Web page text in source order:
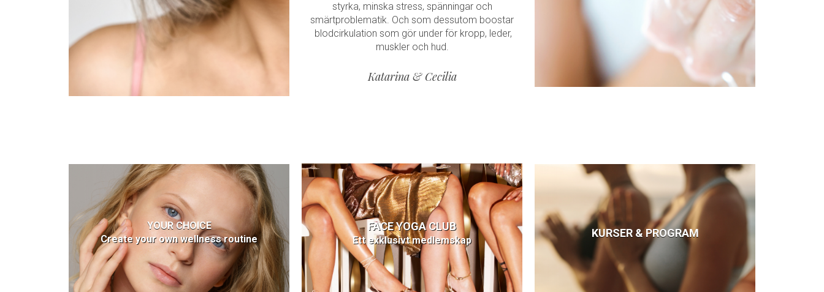
styrka, minska stress, spänningar och
smärtproblematik. Och som dessutom boostar
blodcirkulation som gör under för kropp, leder,
muskler och hud.
Katarina & Cecilia
YOUR CHOICE
Create your own wellness routine
FACE YOGA CLUB
Ett exklusivt medlemskap
KURSER & PROGRAM